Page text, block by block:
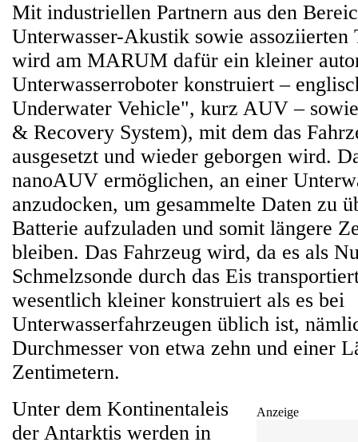
Mit industriellen Partnern aus den
Unterwasser-Akustik sowie
wird am MARUM dafür ein kleiner
Unterwasserroboter konstruiert –
Underwater Vehicle", kurz AUV –
& Recovery System), mit dem das
ausgesetzt und wieder geborgen wird.
nanoAUV ermöglichen, an einer
anzudocken, um gesammelte Daten zu
Batterie aufzuladen und somit längere
bleiben. Das Fahrzeug wird, da es als
Schmelzsonde durch das Eis
wesentlich kleiner konstruiert als es bei
Unterwasserfahrzeugen üblich ist,
Durchmesser von etwa zehn und einer
Zentimetern.
Anzeige
Unter dem Kontinentaleis
der Antarktis werden in